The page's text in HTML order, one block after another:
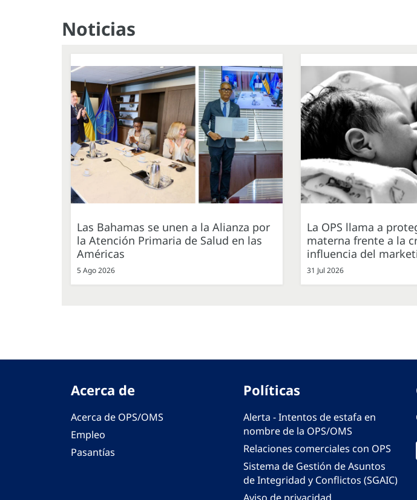
Noticias
Las Bahamas se unen a la Alianza por
la Atención Primaria de Salud en las
Américas
5 Ago 2026
La OPS llama a
materna frente a la
influencia del
31 Jul 2026
Acerca de
Acerca de OPS/OMS
Empleo
Pasantías
Políticas
Alerta - Intentos de estafa en
nombre de la OPS/OMS
Relaciones comerciales con OPS
Sistema de Gestión de Asuntos
de Integridad y Conflictos (SGAIC)